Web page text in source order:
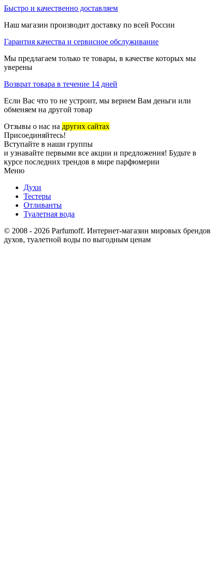
Быстро и качественно доставляем
Наш магазин производит доставку по всей России
Гарантия качества и сервисное обслуживание
Мы предлагаем только те товары, в качестве которых мы
уверены
Возврат товара в течение 14 дней
Если Вас что то не устроит, мы вернем Вам деньги или
обменяем на другой товар
Отзывы о нас на других сайтах
Присоединяйтесь!
Вступайте в наши группы
и узнавайте первыми все акции и предложения! Будьте в
курсе последних трендов в мире парфюмерии
Меню
Духи
Тестеры
Отливанты
Туалетная вода
© 2008 - 2026 Parfumoff. Интернет-магазин мировых брендов
духов, туалетной воды по выгодным ценам